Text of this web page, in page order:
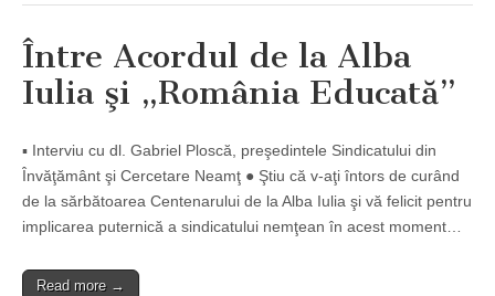
Între Acordul de la Alba
Iulia şi „România Educată”
▪ Interviu cu dl. Gabriel Ploscă, preşedintele Sindicatului din
Învăţământ şi Cercetare Neamţ ● Ştiu că v-aţi întors de curând
de la sărbătoarea Centenarului de la Alba Iulia şi vă felicit pentru
implicarea puternică a sindicatului nemţean în acest moment…
Read more →